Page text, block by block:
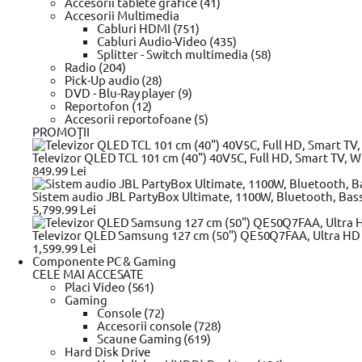
Accesorii Multimedia
Cabluri HDMI (751)
Cabluri Audio-Video (435)
Splitter - Switch multimedia (58)
Radio (204)
Pick-Up audio (28)
DVD - Blu-Ray player (9)
Reportofon (12)
Accesorii reportofoane (5)
PROMOŢII
Televizor QLED TCL 101 cm (40") 40V5C, Full HD, Smart TV,
849.99 Lei
Sistem audio JBL PartyBox Ultimate, 1100W, Bluetooth,
5,799.99 Lei
Televizor QLED Samsung 127 cm (50") QE50Q7FAA, Ultra HD
1,599.99 Lei
Componente PC & Gaming
CELE MAI ACCESATE
Placi Video (561)
Gaming
Console (72)
Accesorii console (728)
Scaune Gaming (619)
Hard Disk Drive
Prize cu sistem AS-Drive, cresterea cuplul maxim cu 25%,
Servicii de montaj si corective, garaje si ateliere de lucru
Material CrMo, HRC 54
Setul contine urmatoarele chei: T30;T40;T45;T50;T55;T60;T70;T80
Greutate 1.16 Kg
Detalii tehnice
Caracteristici generale Tip Scule profesionale pentru reparatii
Fii primul care adauga un review
Review-uri
Linkuri utile
Unelte de taiatUnelte de taiat Stanley
Instrumente de masuraInstrumente de masura UNI-T
unghiular DeWALTScule electrice
insurubat
Masina de gaurit si insurubat BOSCH
circular DeWALTFierastrau circular BOSCH
Masini de frezat BOSCHMasini de frezat DeWALT
compactoare & Ciocan demolatorPlaci compactoare & Ciocan
scule electrice DeWALTPistoale de Vopsit si Trafaleti
Echipamente de protectie YATOBricolaj Bricolaj OEM
Vezi mai mult
Ajutor vanzari
Modalitati de plata